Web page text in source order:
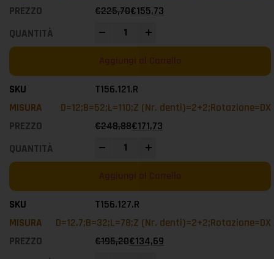
€225,70€155,73
Aggiungi al Carrello
T156.121.R
D=12;B=52;L=110;Z (Nr. denti)=2+2;Rotazione=DX
€248,88€171,73
Aggiungi al Carrello
T156.127.R
D=12.7;B=32;L=78;Z (Nr. denti)=2+2;Rotazione=DX
€195,20€134,69